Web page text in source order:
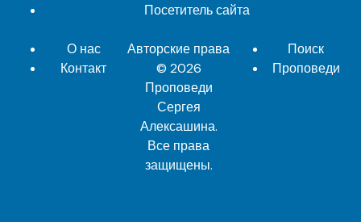
Посетитель сайта
О нас
Контакт
Авторские права
© 2026
Проповеди
Сергея
Алексашина.
Все права
защищены.
Поиск
Проповеди